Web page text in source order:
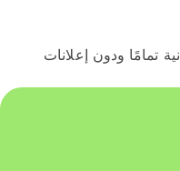
تمامًا ودون إعلانات